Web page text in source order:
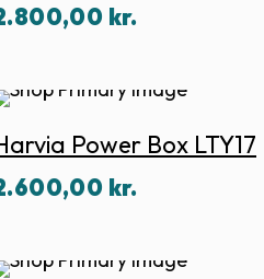
kr.
Power Box LTY17
kr.